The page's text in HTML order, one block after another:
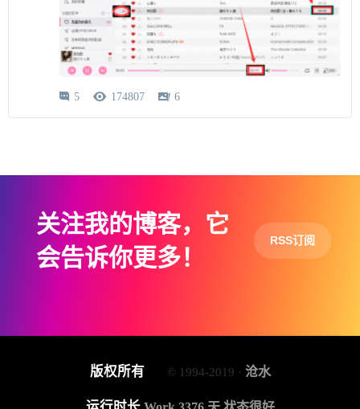
 5  174807  6
关注我的博客，它
会告诉你更多！
RSS订阅
版权所有 © 1994-2019 · 沧水